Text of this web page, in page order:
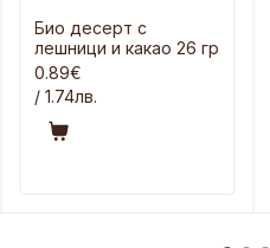
Био десерт с
лешници и какао 26 гр
0.89€
/ 1.74лв.